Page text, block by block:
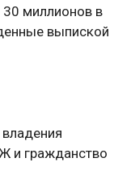
30 миллионов в
выпиской
и гражданство